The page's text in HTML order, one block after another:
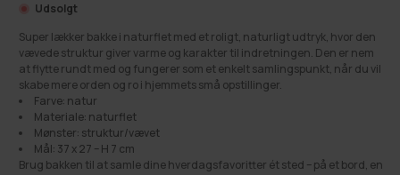
Udsolgt
Super lækker bakke i naturflet med et roligt, naturligt udtryk, hvor den
vævede struktur giver varme og karakter til indretningen. Den er nem
at flytte rundt med og fungerer som et enkelt samlingspunkt, når du vil
skabe mere orden og ro i hjemmets små opstillinger.
Farve: natur
Materiale: naturflet
Mønster: struktur/vævet
Mål: 37 x 27 – H 7 cm
Brug bakken til at samle dine hverdagsfavoritter ét sted – på et bord, en